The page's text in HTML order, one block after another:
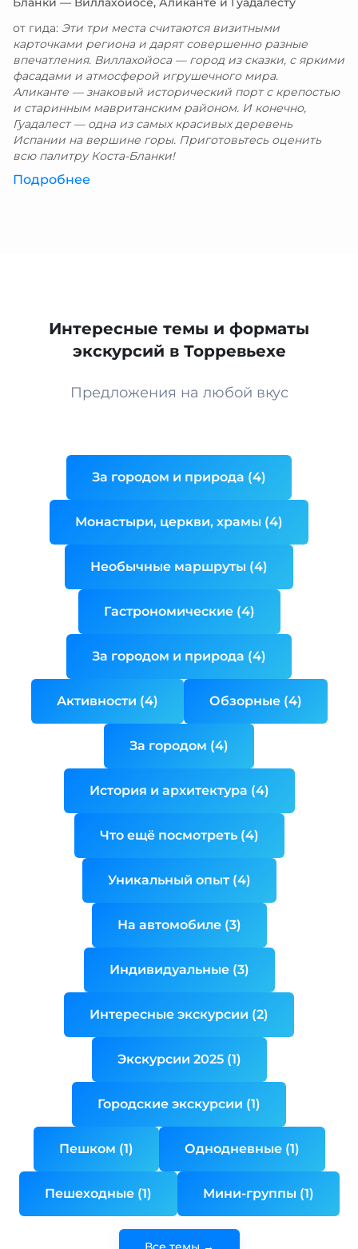
от гида: Эти три места считаются визитными
карточками региона и дарят совершенно разные
впечатления. Виллахойоса — город из сказки, с яркими
фасадами и атмосферой игрушечного мира.
Аликанте — знаковый исторический порт с крепостью
и старинным мавританским районом. И конечно,
Гуадалест — одна из самых красивых деревень
Испании на вершине горы. Приготовьтесь оценить
всю палитру Коста-Бланки!
Подробнее
Интересные темы и форматы
экскурсий в Торревьехе
Предложения на любой вкус
За городом и природа (4)
Монастыри, церкви, храмы (4)
Необычные маршруты (4)
Гастрономические (4)
За городом и природа (4)
Активности (4) Обзорные (4)
За городом (4)
История и архитектура (4)
Что ещё посмотреть (4)
Уникальный опыт (4)
На автомобиле (3)
Индивидуальные (3)
Интересные экскурсии (2)
Экскурсии 2025 (1)
Городские экскурсии (1)
Пешком (1) Однодневные (1)
Пешеходные (1) Мини-группы (1)